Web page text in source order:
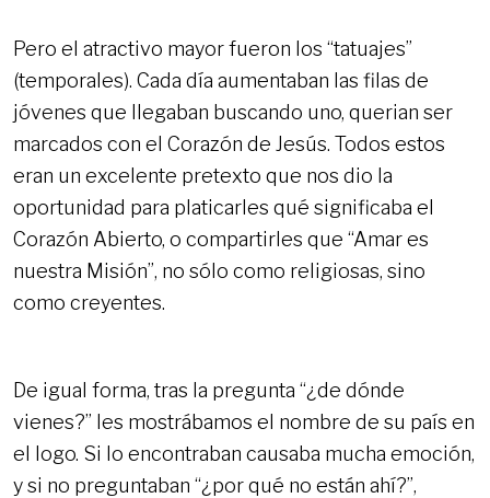
Pero el atractivo mayor fueron los “tatuajes”
(temporales). Cada día aumentaban las filas de
jóvenes que llegaban buscando uno, querian ser
marcados con el Corazón de Jesús. Todos estos
eran un excelente pretexto que nos dio la
oportunidad para platicarles qué significaba el
Corazón Abierto, o compartirles que “Amar es
nuestra Misión”, no sólo como religiosas, sino
como creyentes.
De igual forma, tras la pregunta “¿de dónde
vienes?” les mostrábamos el nombre de su país en
el logo. Si lo encontraban causaba mucha emoción,
y si no preguntaban “¿por qué no están ahí?”,